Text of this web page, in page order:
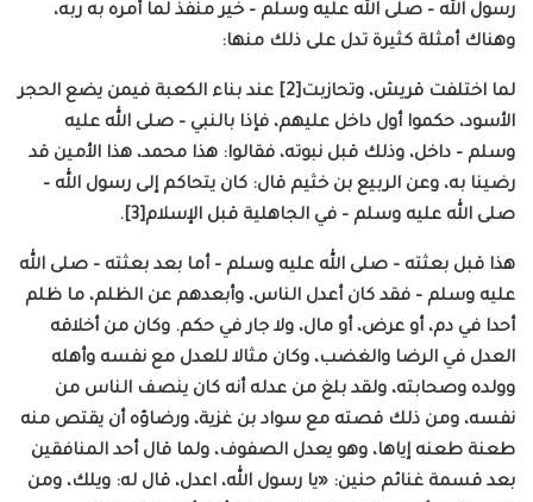
رسول الله – صلى الله عليه وسلم – خير منفذ لما أمره به ربه،
وهناك أمثلة كثيرة تدل على ذلك منها:
لما اختلفت قريش، وتحازبت[2] عند بناء الكعبة فيمن يضع الحجر
الأسود، حكموا أول داخل عليهم، فإذا بالنبي – صلى الله عليه
وسلم – داخل، وذلك قبل نبوته، فقالوا: هذا محمد، هذا الأمين قد
رضينا به، وعن الربيع بن خثيم قال: كان يتحاكم إلى رسول الله –
صلى الله عليه وسلم – في الجاهلية قبل الإسلام[3].
هذا قبل بعثته – صلى الله عليه وسلم – أما بعد بعثته – صلى الله
عليه وسلم – فقد كان أعدل الناس، وأبعدهم عن الظلم، ما ظلم
أحدا في دم، أو عرض، أو مال، ولا جار في حكم. وكان من أخلاقه
العدل في الرضا والغضب، وكان مثالا للعدل مع نفسه وأهله
وولده وصحابته، ولقد بلغ من عدله أنه كان ينصف الناس من
نفسه، ومن ذلك قصته مع سواد بن غزية، ورضاؤه أن يقتص منه
طعنة طعنه إياها، وهو يعدل الصفوف، ولما قال أحد المنافقين
بعد قسمة غنائم حنين: «يا رسول الله، اعدل، قال له: ويلك، ومن